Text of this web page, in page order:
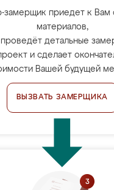
замерщик приедет к Вам
материалов,
проведёт детальные
и сделает
Вашей будущей
ВЫЗВАТЬ ЗАМЕРЩИКА